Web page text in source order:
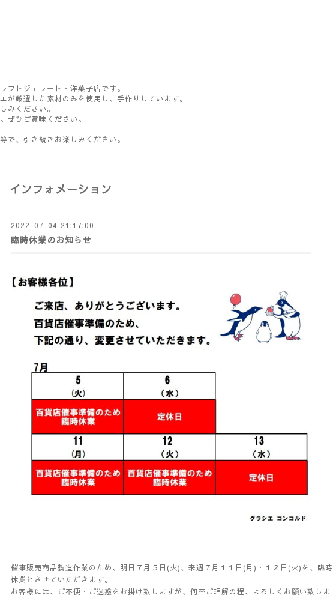
フトジェラート・洋菓子店です。
が厳選した素材のみを使用し、手作りしています。
みください。
ぜひご賞味ください。
で、引き続きお楽しみください。
インフォメーション
2022-07-04 21:17:00
臨時休業のお知らせ
催事販売商品製造作業のため、明日７月５日(火)、来週７月１１日(月)・１２日(火)を、臨時
休業とさせていただきます。
お客様には、ご不便・ご迷惑をお掛け致しますが、何卒ご理解の程、よろしくお願い致しま